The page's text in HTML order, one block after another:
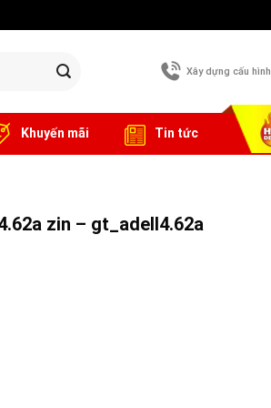
Xây dựng cấu hình
Khuyến mãi Tin tức
zin – gt_adell4.62a